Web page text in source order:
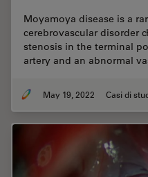
Moyamoya disease is a
cerebrovascular disorder
stenosis in the terminal
artery and an abnormal
May 19, 2022 Casi di